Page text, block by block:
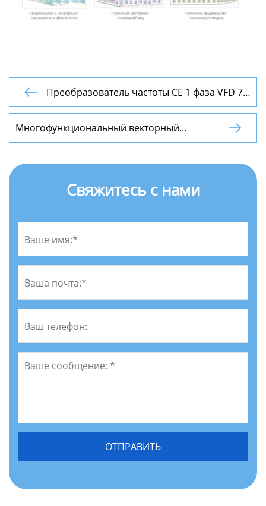

Преобразователь частоты CE 1 фаза VFD 7.5
кВт Преобразователь частоты
Многофункциональный векторный
преобразователь частоты с ПИД-

Свяжитесь с нами